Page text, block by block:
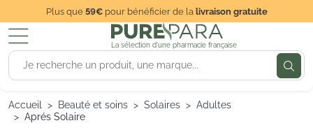
Plus que59€pour bénéficier de lalivraison gratuite
La sélection d'une pharmacie française
Accueil Beauté et soins Solaires
Adultes
Aprés Solaire